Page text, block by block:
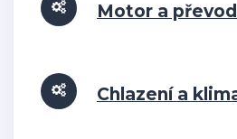
Motor a
Chlazení a